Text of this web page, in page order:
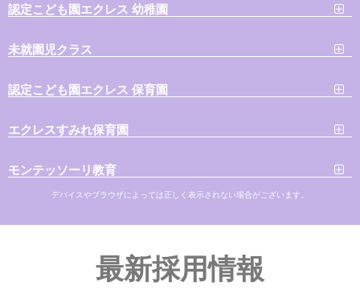
認定こども園エクレス 幼稚園
未就園児クラス
認定こども園エクレス 保育園
エクレスすみれ保育園
モンテッソーリ教育
デバイスやブラウザによっては正しく表示されない場合がございます。
最新採用情報